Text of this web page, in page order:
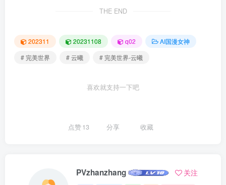
THE END
202311 20231108 q02
AI国漫女神
# 完美世界
# 云曦 # 完美世界-云曦
喜欢就支持一下吧
点赞13 分享 收藏
PVzhanzhang 关注